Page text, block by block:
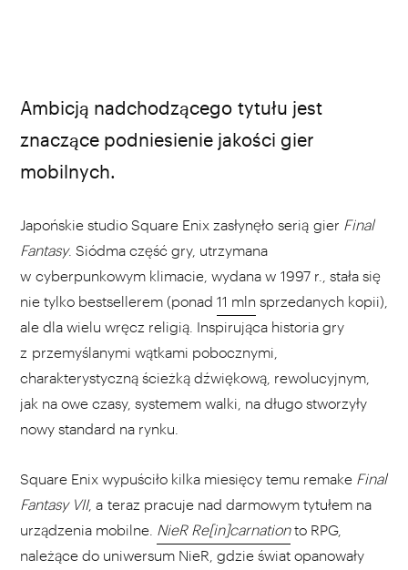
Ambicją nadchodzącego tytułu jest
znaczące podniesienie jakości gier
mobilnych.
Japońskie studio Square Enix zasłynęło serią gier Final
Fantasy. Siódma część gry, utrzymana
w cyberpunkowym klimacie, wydana w 1997 r., stała się
nie tylko bestsellerem (ponad 11 mln sprzedanych kopii),
ale dla wielu wręcz religią. Inspirująca historia gry
z przemyślanymi wątkami pobocznymi,
charakterystyczną ścieżką dźwiękową, rewolucyjnym,
jak na owe czasy, systemem walki, na długo stworzyły
nowy standard na rynku.
Square Enix wypuściło kilka miesięcy temu remake Final
Fantasy VII, a teraz pracuje nad darmowym tytułem na
urządzenia mobilne. NieR Re[in]carnation to RPG,
należące do uniwersum NieR, gdzie świat opanowały